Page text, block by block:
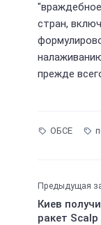
стран,
прежде
ОБСЕ
Предыдущая
Киев
ракет Scalp